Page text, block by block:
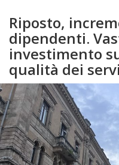
Riposto,
dipendenti.
investimento
qualità dei